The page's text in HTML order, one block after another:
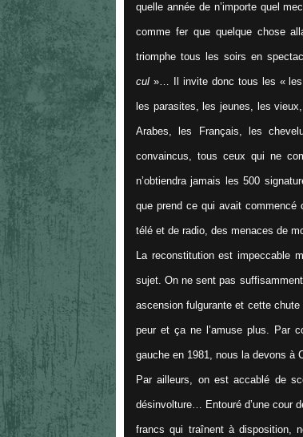
quelle année de n’importe quel
comme fer que quelque chose
triomphe tous les soirs en
cul »… Il invite donc tous les «
les parasites, les jeunes, les
Arabes, les Français, les
convaincus, tous ceux qui ne
n’obtiendra jamais les 500
que prend ce qui avait commencé
télé et de radio, des menaces de
La reconstitution est impeccable
sujet. On ne sent pas
ascension fulgurante et cette
peur et ça ne l’amuse plus. Par
gauche en 1981, nous la devons à
Par ailleurs, on est accablé de
désinvolture… Entouré d’une cour
francs qui traînent à disposition,